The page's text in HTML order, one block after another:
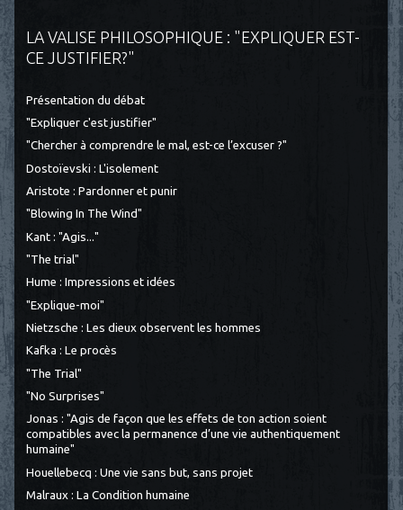
LA VALISE PHILOSOPHIQUE : "EXPLIQUER EST-
CE JUSTIFIER?"
Présentation du débat
"Expliquer c'est justifier"
"Chercher à comprendre le mal, est-ce l’excuser ?"
Dostoïevski : L'isolement
Aristote : Pardonner et punir
"Blowing In The Wind"
Kant : "Agis..."
"The trial"
Hume : Impressions et idées
"Explique-moi"
Nietzsche : Les dieux observent les hommes
Kafka : Le procès
"The Trial"
"No Surprises"
Jonas : "Agis de façon que les effets de ton action soient
compatibles avec la permanence d’une vie authentiquement
humaine"
Houellebecq : Une vie sans but, sans projet
Malraux : La Condition humaine